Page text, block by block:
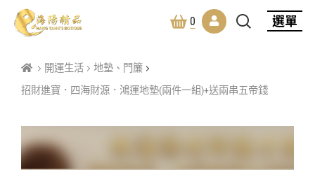
0 選單
開運生活
地墊、門簾
招財進寶．四海財源．鴻運地墊(兩件一組)+送兩串五帝錢